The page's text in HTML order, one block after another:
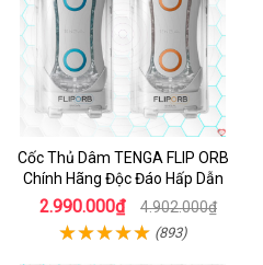
Cốc Thủ Dâm TENGA FLIP ORB
Chính Hãng Độc Đáo Hấp Dẫn
2.990.000₫ 4.902.000₫
(893)